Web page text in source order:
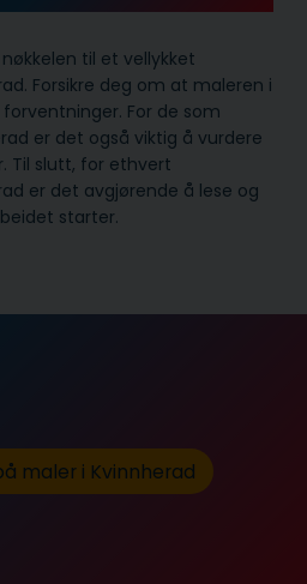
til et vellykket
Forsikre deg om at maleren i
For de som
er det også viktig å vurdere
Til slutt, for ethvert
er det avgjørende å lese og
starter.
maler i Kvinnherad